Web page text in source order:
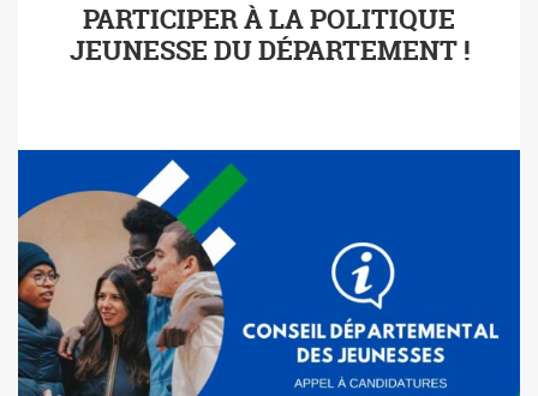
programmation
culturelle, la vie
PARTICIPER À LA POLITIQUE
JEUNESSE DU DÉPARTEMENT !